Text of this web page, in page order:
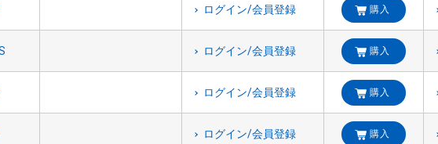
ログイン/会員登録 購入
ログイン/会員登録 購入
ログイン/会員登録 購入
ログイン/会員登録 購入